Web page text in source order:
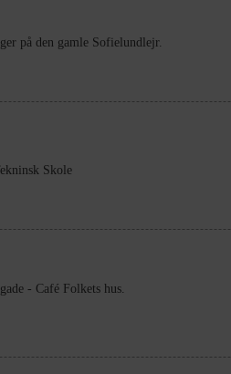
på den gamle Sofielundlejr.
Skole
- Café Folkets hus.